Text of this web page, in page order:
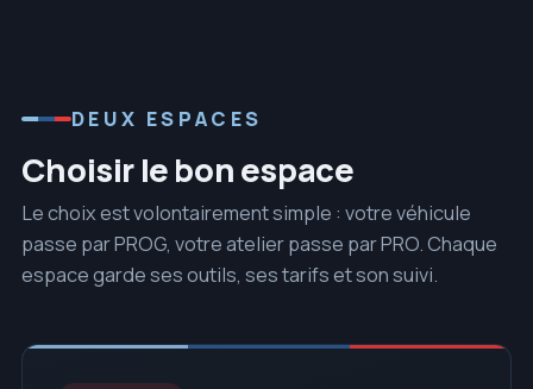
DEUX ESPACES
Choisir le bon espace
Le choix est volontairement simple : votre véhicule
passe par PROG, votre atelier passe par PRO. Chaque
espace garde ses outils, ses tarifs et son suivi.